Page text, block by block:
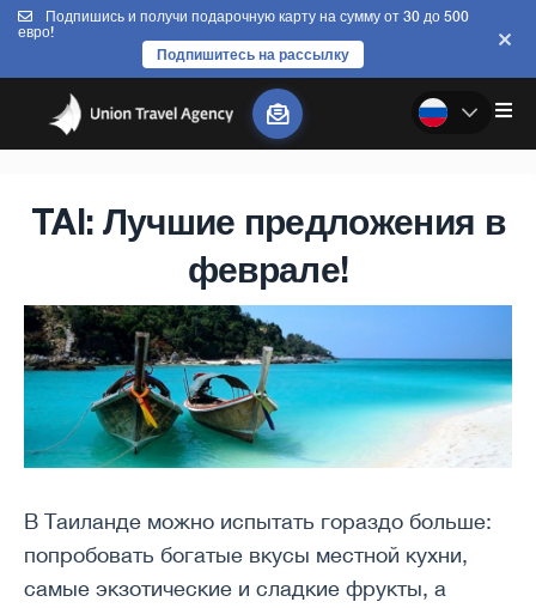
Подпишись и получи подарочную карту на сумму от 30 до 500
евро!
Подпишитесь на рассылку
TAI: Лучшие предложения в
феврале!
В Таиланде можно испытать гораздо больше:
попробовать богатые вкусы местной кухни,
самые экзотические и сладкие фрукты, а